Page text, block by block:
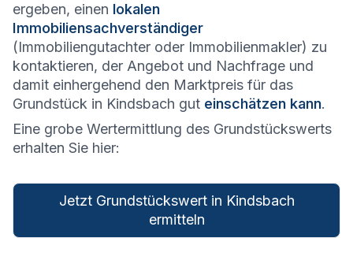
ergeben, einen lokalen
Immobiliensachverständiger
(Immobiliengutachter oder Immobilienmakler) zu
kontaktieren, der Angebot und Nachfrage und
damit einhergehend den Marktpreis für das
Grundstück in Kindsbach gut einschätzen kann.
Eine grobe Wertermittlung des Grundstückswerts
erhalten Sie hier:
Jetzt Grundstückswert in Kindsbach
ermitteln